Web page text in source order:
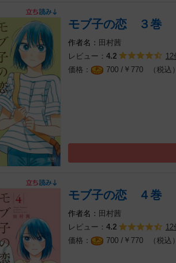
モブ子の恋 ３巻
田村茜
レビュー： 4.2
12
700 / ￥ 770 （税込）
モブ子の恋 ４巻
田村茜
レビュー： 4.2
12
700 / ￥ 770 （税込）